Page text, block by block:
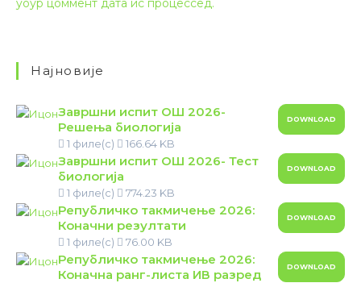
yоур цоммент дата ис процессед.
Најновије
Завршни испит ОШ 2026-
Решења биологија
1 филе(с) 166.64 KB
DOWNLOAD
Завршни испит ОШ 2026- Тест
биологија
1 филе(с) 774.23 KB
DOWNLOAD
Републичко такмичење 2026:
Коначни резултати
1 филе(с) 76.00 KB
DOWNLOAD
Републичко такмичење 2026:
Коначна ранг-листа ИВ разред
DOWNLOAD